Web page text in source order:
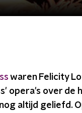
waren Felicity
opera's over de
altijd geliefd.